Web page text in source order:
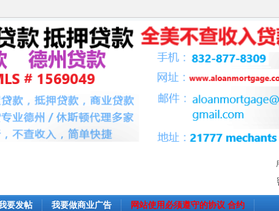
要发帖 我要做商业广告 网站使用必须遵守的协议 合约